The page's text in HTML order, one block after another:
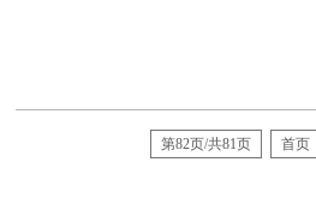
第82页/共81页 首页